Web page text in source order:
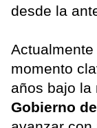
desde la
Actualmente
momento
años bajo la
Gobierno